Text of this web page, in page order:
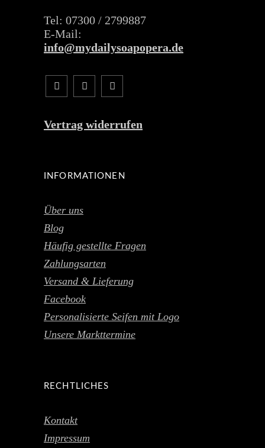
Tel: 07300 / 2799887
E-Mail:
info@mydailysoapopera.de
Vertrag widerrufen
INFORMATIONEN
Über uns
Blog
Häufig gestellte Fragen
Zahlungsarten
Versand & Lieferung
Facebook
Personalisierte Seifen mit Logo
Unsere Markttermine
RECHTLICHES
Kontakt
Impressum